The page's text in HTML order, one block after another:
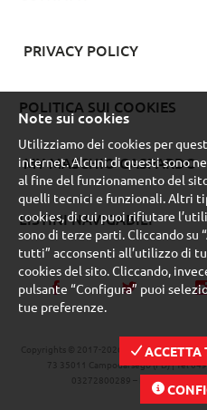
PRIVACY POLICY
POLITICA SUI COOKIES
MY MASCHIO GASPARDO
LISTINI NAVIGABILI
Copyrights © 2017-2026 Maschio
73 35011 Campodarsego (PD) | Tel
03272800289 – R.E.A. PD
Note sui cookies
Utilizziamo dei cookies per
internet. Alcuni di questi sono
al fine del funzionamento del
quelli tecnici e funzionali. Altri
cookies, di cui puoi rifiutare
sono di terze parti. Cliccando su
tutti” acconsenti all’utilizzo di
cookies del sito. Cliccando,
pulsante “Configura” puoi
tue preferenze.
ACCETTA